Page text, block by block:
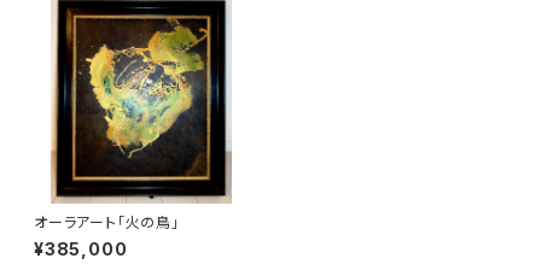
オーラアート「火の鳥」
¥385,000